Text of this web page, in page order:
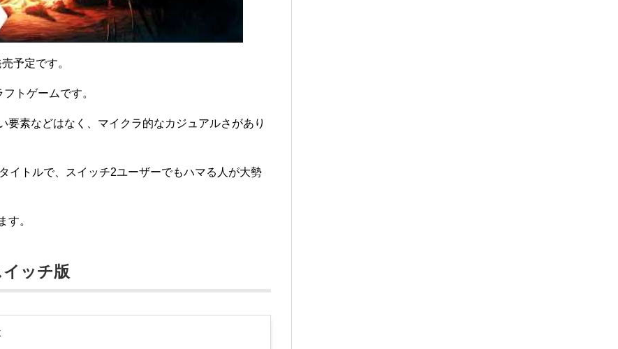
予定です。
トゲームです。
要素などはなく、マイクラ的なカジュアルさがあり
イトルで、スイッチ2ユーザーでもハマる人が大勢
す。
ッチ版